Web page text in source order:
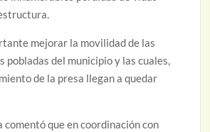
mejorar la movilidad de las
pobladas del municipio y las cuales,
de la presa llegan a quedar
comentó que en coordinación con